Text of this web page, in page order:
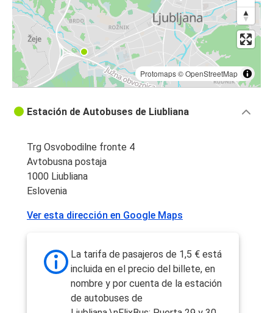
Protomaps©OpenStreetMap
Estación de Autobuses de Liubliana
Trg Osvobodilne fronte 4
Avtobusna postaja
1000 Liubliana
Eslovenia
Ver esta dirección en Google Maps
La tarifa de pasajeros de 1,5 € está
incluida en el precio del billete, en
nombre y por cuenta de la estación
de autobuses de